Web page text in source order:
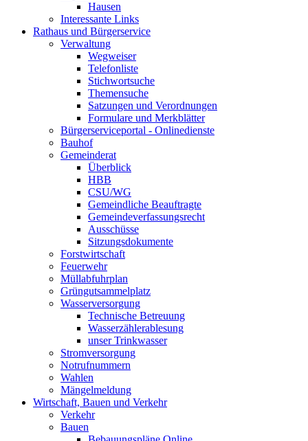
Hausen
Interessante Links
Rathaus und Bürgerservice
Verwaltung
Wegweiser
Telefonliste
Stichwortsuche
Themensuche
Satzungen und Verordnungen
Formulare und Merkblätter
Bürgerserviceportal - Onlinedienste
Bauhof
Gemeinderat
Überblick
HBB
CSU/WG
Gemeindliche Beauftragte
Gemeindeverfassungsrecht
Ausschüsse
Sitzungsdokumente
Forstwirtschaft
Feuerwehr
Müllabfuhrplan
Grüngutsammelplatz
Wasserversorgung
Technische Betreuung
Wasserzählerablesung
unser Trinkwasser
Stromversorgung
Notrufnummern
Wahlen
Mängelmeldung
Wirtschaft, Bauen und Verkehr
Verkehr
Bauen